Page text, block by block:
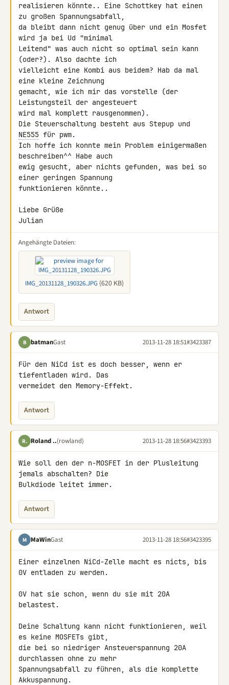
realisieren könnte.. Eine Schottkey hat einen
zu großen Spannungsabfall,
da bleibt dann nicht genug über und ein Mosfet
wird ja bei Ud "minimal
Leitend" was auch nicht so optimal sein kann
(oder?). Also dachte ich
vielleicht eine Kombi aus beidem? Hab da mal
eine kleine Zeichnung
gemacht, wie ich mir das vorstelle (der
Leistungsteil der angesteuert
wird mal komplett rausgenommen).
NE555 für pwm.
Ich hoffe ich konnte mein Problem einigermaßen
beschreiben^^ Habe auch
ewig gesucht, aber nichts gefunden, was bei so
einer geringen Spannung
funktionieren könnte..
Liebe Grüße
Julian
Angehängte Dateien:
IMG_20131128_190326.JPG (620 KB)
Antwort
B batmanGast 2013-11-28 18:51#3423387
Für den NiCd ist es doch besser, wenn er
tiefentladen wird. Das
vermeidet den Memory-Effekt.
Antwort
R. Roland ..(rowland) 2013-11-28 18:56#3423393
Wie soll den der n-MOSFET in der Plusleitung
jemals abschalten? Die
Bulkdiode leitet immer.
Antwort
M MaWinGast 2013-11-28 18:56#3423395
Einer einzelnen NiCd-Zelle macht es nicts, bis
0V entladen zu werden.
0V hat sie schon, wenn du sie mit 20A
belastest.
Deine Schaltung kann nicht funktionieren, weil
es keine MOSFETs gibt,
die bei so niedriger Ansteuerspannung 20A
durchlassen ohne zu mehr
Spannungsabfall zu führen, als die komplette
Akkuspannung.